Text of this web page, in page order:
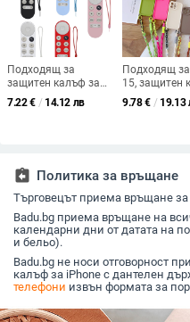
Подходящ за
защитен калъф за
дистанционно
управление за
калъф
7.22€ / 14.12 лв
Подходящ
15, защитен
мобилен
Pro Maxx с
9.78€ / 19.13
assignment_return Политика за връщане
Търговецът приема връщане за
Badu.bg приема връщане на
календарни дни от датата на
и бельо).
Badu.bg не носи отговорност
калъф за iPhone с дантелен
телефони извън формата за